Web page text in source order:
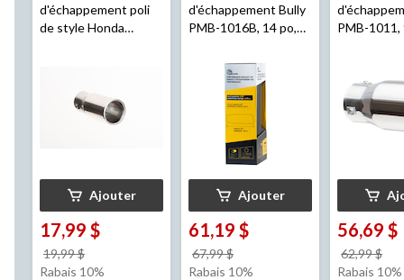
d'échappement poli
de style Honda
Ajouter
17,99 $
19,99 $
était
Rabais 10%
d'échappement Bully
PMB-1016B, 14 po,
Ajouter
61,19 $
67,99 $
était
Rabais 10%
PMB-1011,
56,69 $
62,99 $
Rabais 10%